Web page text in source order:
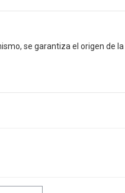
se garantiza el origen de